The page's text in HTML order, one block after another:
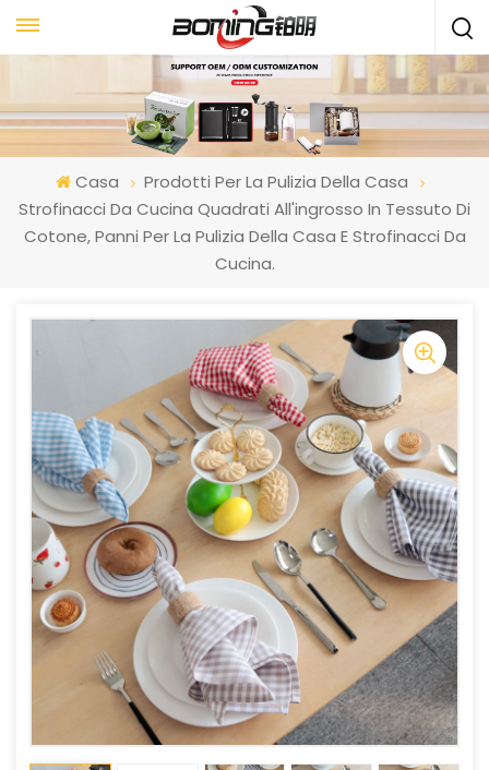
Casa
Prodotti Per La Pulizia Della Casa
Strofinacci Da Cucina Quadrati All'ingrosso In Tessuto Di
Cotone, Panni Per La Pulizia Della Casa E Strofinacci Da
Cucina.